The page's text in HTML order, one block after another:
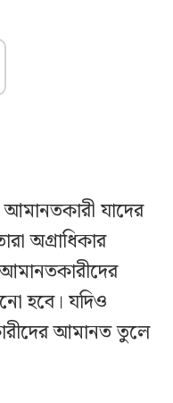
আমানতকারী যাদের
অগ্রাধিকার
হবে। যদিও
আমানত তুলে